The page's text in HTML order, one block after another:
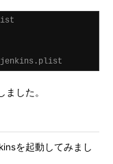
した。
を起動してみまし